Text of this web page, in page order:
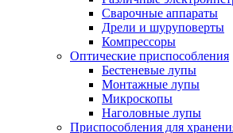
Сварочные аппараты
Дрели и шуруповерты
Компрессоры
Оптические приспособления
Бестеневые лупы
Монтажные лупы
Микроскопы
Наголовные лупы
Приспособления для